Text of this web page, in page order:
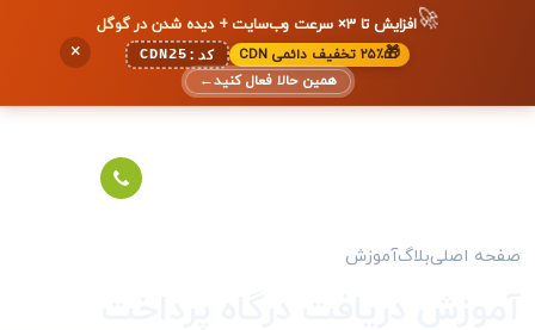
🚀افزایش تا ۳× سرعت وب‌سایت + دیده شدن در گوگل
🎁۲۵٪ تخفیف دائمی CDN کد: CDN25
همین حالا فعال کنید←
×
صفحه اصلیبلاگآموزش